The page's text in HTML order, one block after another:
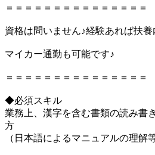
＝＝＝＝＝＝＝＝＝＝＝＝＝＝＝
資格は問いません♪経験あれば扶養
マイカー通勤も可能です♪
＝＝＝＝＝＝＝＝＝＝＝＝＝＝＝
◆必須スキル
業務上、漢字を含む書類の読み書
方
（日本語によるマニュアルの理解